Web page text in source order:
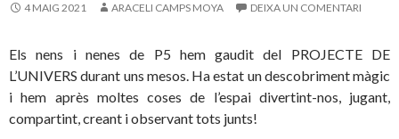
4 MAIG 2021 ARACELI CAMPS MOYA DEIXA UN COMENTARI
Els nens i nenes de P5 hem gaudit del PROJECTE DE
L’UNIVERS durant uns mesos. Ha estat un descobriment màgic
i hem après moltes coses de l’espai divertint-nos, jugant,
compartint, creant i observant tots junts!